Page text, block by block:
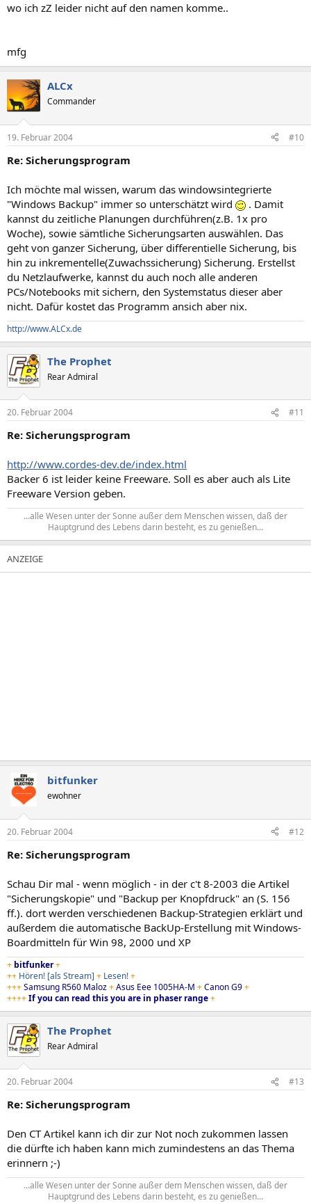
wo ich zZ leider nicht auf den namen komme..
mfg
ALCx
Commander
19. Februar 2004 #10
Re: Sicherungsprogram
Ich möchte mal wissen, warum das windowsintegrierte
"Windows Backup" immer so unterschätzt wird
. Damit
kannst du zeitliche Planungen durchführen(z.B. 1x pro
Woche), sowie sämtliche Sicherungsarten auswählen. Das
geht von ganzer Sicherung, über differentielle Sicherung, bis
hin zu inkrementelle(Zuwachssicherung) Sicherung. Erstellst
du Netzlaufwerke, kannst du auch noch alle anderen
PCs/Notebooks mit sichern, den Systemstatus dieser aber
nicht. Dafür kostet das Programm ansich aber nix.
http://www.ALCx.de
The Prophet
Rear Admiral
20. Februar 2004 #11
Re: Sicherungsprogram
http://www.cordes-dev.de/index.html
Backer 6 ist leider keine Freeware. Soll es aber auch als Lite
Freeware Version geben.
...alle Wesen unter der Sonne außer dem Menschen wissen, daß der
Hauptgrund des Lebens darin besteht, es zu genießen...​
bitfunker
ewohner
20. Februar 2004 #12
Re: Sicherungsprogram
Schau Dir mal - wenn möglich - in der c't 8-2003 die Artikel
"Sicherungskopie" und "Backup per Knopfdruck" an (S. 156
ff.). dort werden verschiedenen Backup-Strategien erklärt und
außerdem die automatische BackUp-Erstellung mit Windows-
Boardmitteln für Win 98, 2000 und XP
+ bitfunker+
++ Hören! [als Stream] + Lesen!+
+++Samsung R560 Maloz+Asus Eee 1005HA-M +Canon G9+
++++If you can read this you are in phaser range+
The Prophet
Rear Admiral
20. Februar 2004 #13
Re: Sicherungsprogram
Den CT Artikel kann ich dir zur Not noch zukommen lassen
die dürfte ich haben kann mich zumindestens an das Thema
erinnern ;-)
...alle Wesen unter der Sonne außer dem Menschen wissen, daß der
Hauptgrund des Lebens darin besteht, es zu genießen...​